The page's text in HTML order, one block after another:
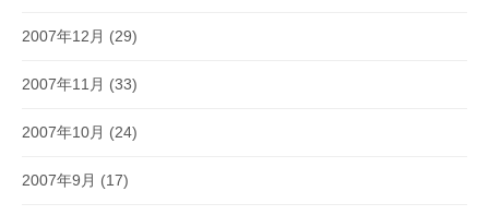
2007年12月 (29)
2007年11月 (33)
2007年10月 (24)
2007年9月 (17)